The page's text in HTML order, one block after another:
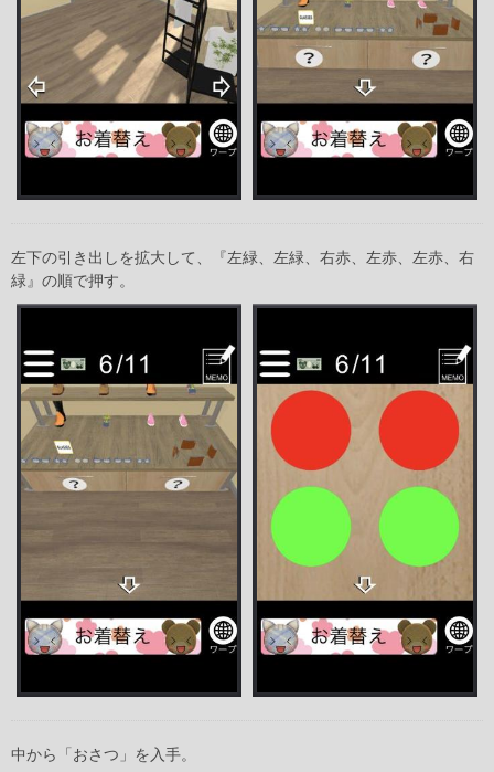
左下の引き出しを拡大して、『左緑、左緑、右赤、左赤、左赤、右
緑』の順で押す。
中から「おさつ」を入手。